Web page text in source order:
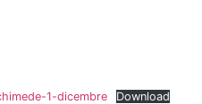
1-dicembre Download